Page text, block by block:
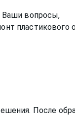
Ваши вопросы,
пластикового
После